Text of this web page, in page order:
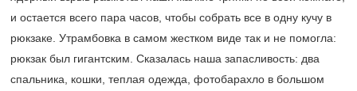
и остается всего пара часов, чтобы собрать все в одну кучу в
рюкзаке. Утрамбовка в самом жестком виде так и не помогла:
рюкзак был гигантским. Сказалась наша запасливость: два
спальника, кошки, теплая одежда, фотобарахло в большом